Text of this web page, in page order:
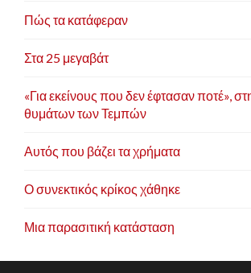
Πώς τα κατάφεραν
Στα 25 μεγαβάτ
«Για εκείνους που δεν έφτασαν ποτέ»,
θυμάτων των Τεμπών
Αυτός που βάζει τα χρήματα
Ο συνεκτικός κρίκος χάθηκε
Μια παρασιτική κατάσταση